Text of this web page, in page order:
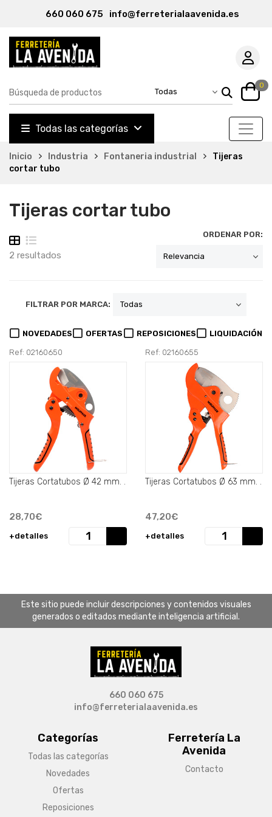
660 060 675 info@ferreterialaavenida.es
0
Todas las categorías
Inicio Industria Fontaneria industrial
Tijeras
cortar tubo
Tijeras cortar tubo
2 resultados
ORDENAR POR:
FILTRAR POR MARCA:
NOVEDADES OFERTAS REPOSICIONES LIQUIDACIÓN
Ref: 02160650
Tijeras Cortatubos Ø 42 mm. .
28,70€
+detalles
Ref: 02160655
Tijeras Cortatubos Ø 63 mm. .
47,20€
+detalles
Este sitio puede incluir descripciones y contenidos visuales
generados o editados mediante inteligencia artificial.
Categorías
Todas las categorías
Novedades
Ofertas
Reposiciones
Ferretería La
Avenida
Contacto
660 060 675
info@ferreterialaavenida.es